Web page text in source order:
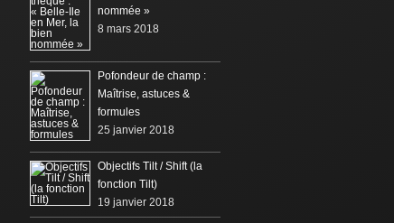
nommée »
8 mars 2018
Pofondeur de champ :
Maîtrise, astuces &
formules
25 janvier 2018
Objectifs Tilt / Shift (la
fonction Tilt)
19 janvier 2018